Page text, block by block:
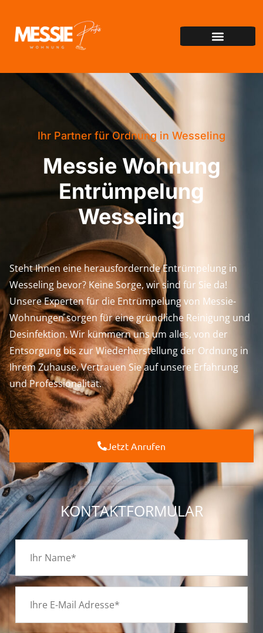
Ihr Partner für Ordnung in Wesseling
Messie Wohnung
Entrümpelung
Wesseling
Steht Ihnen eine herausfordernde Entrümpelung in
Wesseling bevor? Keine Sorge, wir sind für Sie da!
Unsere Experten für die Entrümpelung von Messie-
Wohnungen sorgen für eine gründliche Reinigung und
Desinfektion. Wir kümmern uns um alles, von der
Entsorgung bis zur Wiederherstellung der Ordnung in
Ihrem Zuhause. Vertrauen Sie auf unsere Erfahrung
und Professionalität.
Jetzt Anrufen
KONTAKTFORMULAR